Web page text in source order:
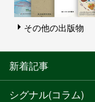
その他の出版物
新着記事
シグナル(コラム)